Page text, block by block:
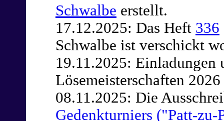
Schwalbe erstellt.
17.12.2025: Das Heft 336
Schwalbe ist verschickt
19.11.2025: Einladungen
Lösemeisterschaften
08.11.2025: Die
Gedenkturniers ("Patt-zu-